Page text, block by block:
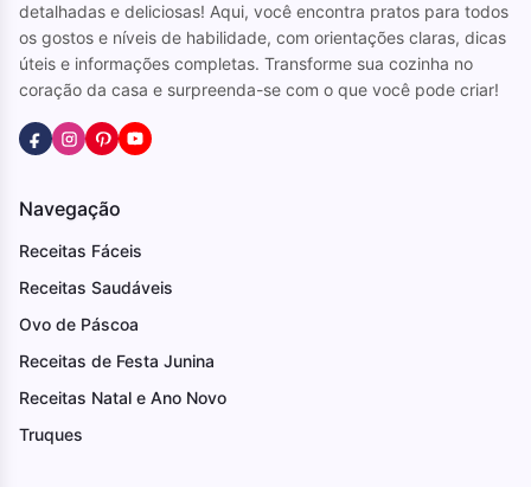
detalhadas e deliciosas! Aqui, você encontra pratos para todos
os gostos e níveis de habilidade, com orientações claras, dicas
úteis e informações completas. Transforme sua cozinha no
coração da casa e surpreenda-se com o que você pode criar!
Navegação
Receitas Fáceis
Receitas Saudáveis
Ovo de Páscoa
Receitas de Festa Junina
Receitas Natal e Ano Novo
Truques